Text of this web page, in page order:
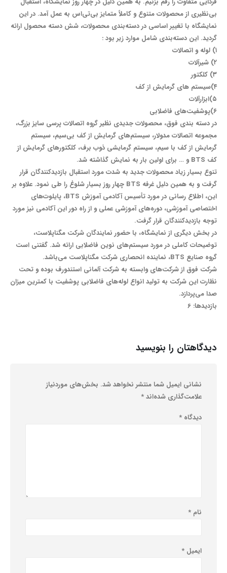
بی‌نظیری از محصولات متنوع و کاملاً متمایز بی‌تی‌اس به عمل آمد. در این
نمایشگاه با تغییر اساسی در دسته‌بندی محصولات، شش دسته محصول ارائه
گردید. این دسته‌بندی شامل موارد زیر بود :
۱) لوله و اتصالات
۲) شیرآلات
۳) کلکتور
۴)سیستم های گرمایش از کف
۵)ابزارآلات
۶)پوشفیت‌های فاضلابی
در دسته بندی فوق، محصولات جدیدی نظیر گروه اتصالات پرسی سایز بزرگ،
مجموعه اتصالات مدولار، سیستم‌های گرمایش از کف بی‌سیم، سیستم
گرمایش از کف با سیم، سیستم گرمایشی ذوب برف، کلکتورهای گرمایش از
کف BTS و … برای اولین بار به نمایش گذاشته شد.
تنوع بسیار زیاد محصولات جدید به شدت مورد استقبال بازدیدکنندگان قرار
گرفت و به همین دلیل غرفه BTS چهار روز بسیار شلوغ را طی نمود. علاوه بر
این، اطلاع رسانی در مورد تأسیس آکادمی آموزش BTS، پایلوت‌های
اختصاصی آموزشی، دوره‌های آموزشی عملی و از راه دور این آکادمی نیز مورد
توجه بازدیدکنندگان قرار گرفت.
در بخش دیگری از نمایشگاه، با حضور نمایندگان شرکت مگناپلاست،
توضیحات کاملی در مورد سیستم‌های نوین فاضلابی ارائه شد. گفتنی است
گروه صنایع BTS، نماینده انحصاری شرکت مگناپلاست می‌باشد.
شرکت فوق از شرکت‌های وابسته به شرکت آلمانی استندورف بوده و تحت
نظارت این شرکت به تولید انواع لوله‌های فاضلابی پوشفیت با کمترین میزان
صدا می‌پردازد.
بازدیدها: 6
دیدگاهتان را بنویسید
نشانی ایمیل شما منتشر نخواهد شد. بخش‌های موردنیاز
علامت‌گذاری شده‌اند*
دیدگاه *
نام *
ایمیل *